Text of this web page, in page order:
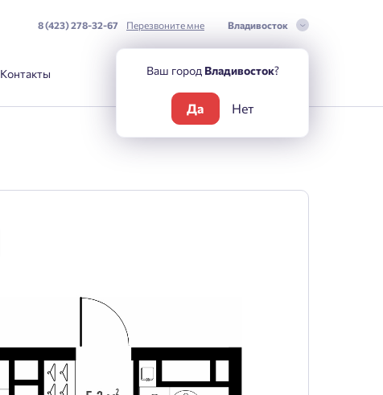
8 (423) 278-32-67 Перезвоните мне Владивосток
Контакты Ваш город Владивосток?
Да Нет